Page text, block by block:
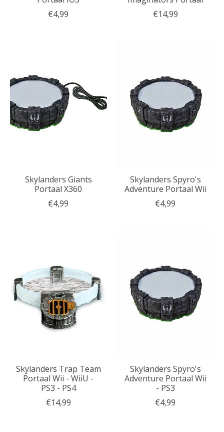
€4,99
€14,99
Skylanders Giants
Portaal X360
€4,99
Skylanders Spyro's
Adventure Portaal Wii
€4,99
Skylanders Trap Team
Portaal Wii - WiiU -
PS3 - PS4
€14,99
Skylanders Spyro's
Adventure Portaal Wii
- PS3
€4,99